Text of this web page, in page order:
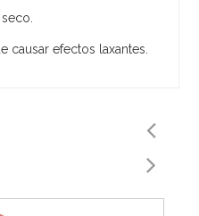
causar efectos laxantes.